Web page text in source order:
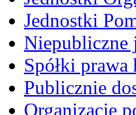
Jednostki
Niepubliczne
Spółki
Publicznie
Organizacje